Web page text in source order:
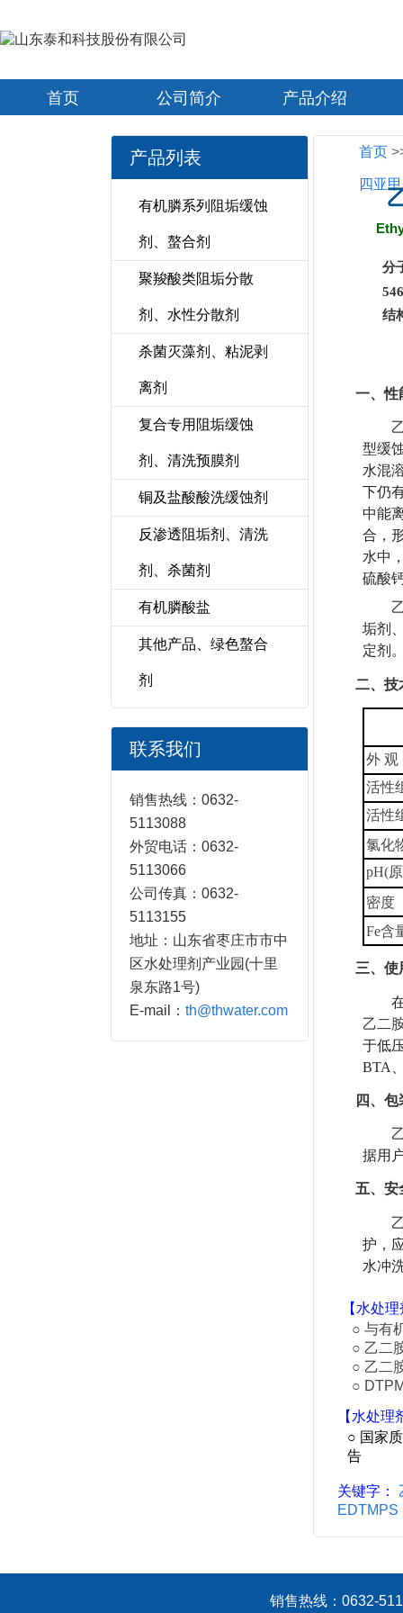
首页 公司简介 产品介绍
产品列表
有机膦系列阻垢缓蚀
剂、螯合剂
聚羧酸类阻垢分散
剂、水性分散剂
杀菌灭藻剂、粘泥剥
离剂
复合专用阻垢缓蚀
剂、清洗预膜剂
铜及盐酸酸洗缓蚀剂
反渗透阻垢剂、清洗
剂、杀菌剂
有机膦酸盐
其他产品、绿色螯合
剂
联系我们
销售热线：0632-
5113088
外贸电话：0632-
5113066
公司传真：0632-
5113155
地址：山东省枣庄市市中
区水处理剂产业园(十里
泉东路1号)
E-mail： th@thwater.com
首页
四亚
分
结
一、性
型缓
水混
下仍
中能
合，
水中
硫酸
垢剂
定剂
二、技
外 观
活性
活性
氯化
pH(
密度
Fe含
三、使
乙二
于低
BTA
四、
据用
五、安
护，
水冲
【 水处理
○ 与有
○ 乙二
○ 乙二
○
【 水处理
○ 国家
告
关键字：
EDTMPS
销售热线：0632-